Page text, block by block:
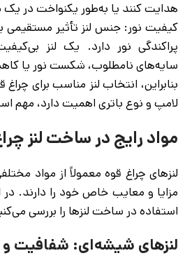
هدایت کنند یا به‌طور یکنواخت در یک
کیفیت نور: جنس لنز تأثیر مستقیمی
پراکندگی نور دارد. یک لنز
سایه‌های نامطلوب، شکست نور یا
بنابراین، انتخاب لنز مناسب برای
لامپ و نوع باتری اهمیت دارد، مهم
مواد رایج در ساخت لنز
لنزهای چراغ قوه معمولاً از مواد
مزایا و معایب خاص خود را دارند. در
استفاده در ساخت لنزها را بررسی
لنزهای شیشه‌ای: شفافیت و